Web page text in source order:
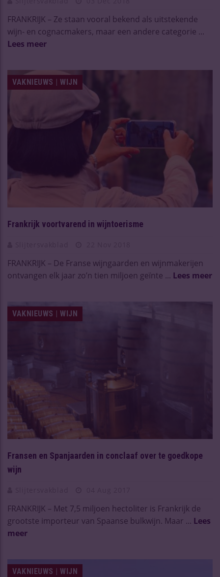
FRANKRIJK – Ze staan vooral bekend als uitstekende
wijn- en cognacmakers, maar een andere categorie ...
Lees meer
VAKNIEUWS | WIJN
Frankrijk voortvarend in wijntoerisme
FRANKRIJK – De Franse wijngaarden en wijnmakerijen
ontvangen elk jaar zo’n tien miljoen geïnte ... Lees meer
VAKNIEUWS | WIJN
Fransen en Spanjaarden in conclaaf over te goedkope
wijn
FRANKRIJK – Met 7,5 miljoen hectoliter is Frankrijk de
grootste importeur van Spaanse bulkwijn. Maar ... Lees
meer
VAKNIEUWS | WIJN